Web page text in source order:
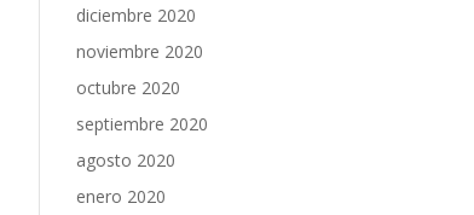
diciembre 2020
noviembre 2020
octubre 2020
septiembre 2020
agosto 2020
enero 2020